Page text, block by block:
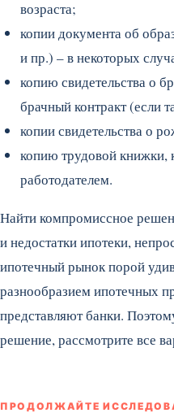
возраста;
копии документа об
и пр.) – в некоторых
копию свидетельства о
брачный контракт (если
копии свидетельства о
копию трудовой книжки,
работодателем.
Найти компромиссное
и недостатки ипотеки,
ипотечный рынок порой
разнообразием ипотечных
представляют банки.
решение, рассмотрите все
ПРОДОЛЖАЙТЕ